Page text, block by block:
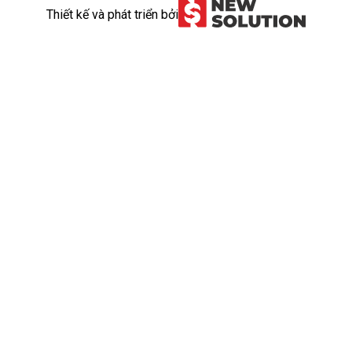
Thiết kế và phát triển bởi